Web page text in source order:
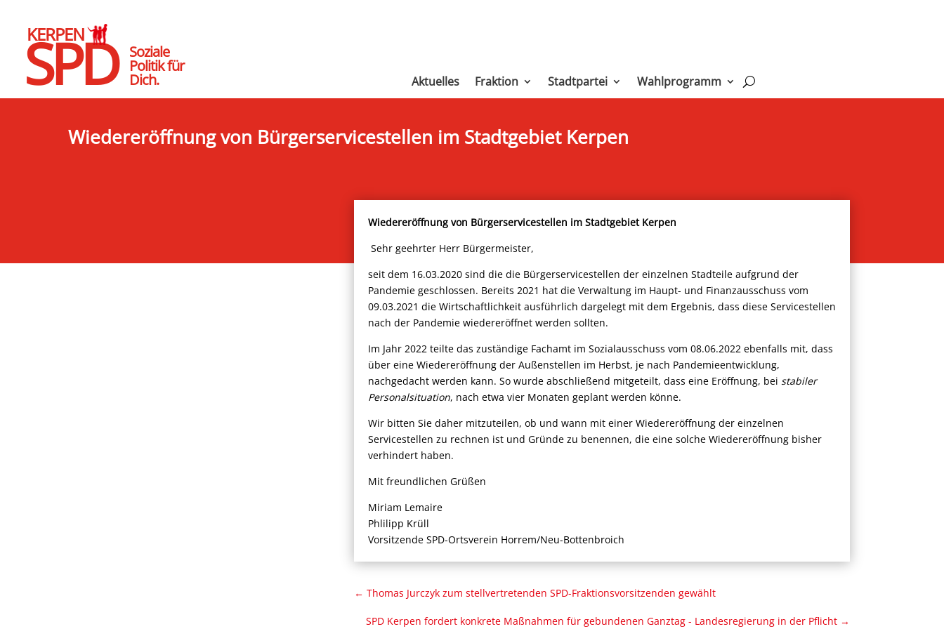
SPD
KERPEN
Soziale
Politik für
Dich. Aktuelles Fraktion Stadtpartei Wahlprogramm
Wiedereröffnung von Bürgerservicestellen im Stadtgebiet Kerpen
Wiedereröffnung von Bürgerservicestellen im Stadtgebiet Kerpen
Sehr geehrter Herr Bürgermeister,
seit dem 16.03.2020 sind die die Bürgerservicestellen der einzelnen Stadteile aufgrund der
Pandemie geschlossen. Bereits 2021 hat die Verwaltung im Haupt- und Finanzausschuss vom
09.03.2021 die Wirtschaftlichkeit ausführlich dargelegt mit dem Ergebnis, dass diese Servicestellen
nach der Pandemie wiedereröffnet werden sollten.
Im Jahr 2022 teilte das zuständige Fachamt im Sozialausschuss vom 08.06.2022 ebenfalls mit, dass
über eine Wiedereröffnung der Außenstellen im Herbst, je nach Pandemieentwicklung,
nachgedacht werden kann. So wurde abschließend mitgeteilt, dass eine Eröffnung, bei stabiler
Personalsituation, nach etwa vier Monaten geplant werden könne.
Wir bitten Sie daher mitzuteilen, ob und wann mit einer Wiedereröffnung der einzelnen
Servicestellen zu rechnen ist und Gründe zu benennen, die eine solche Wiedereröffnung bisher
verhindert haben.
Mit freundlichen Grüßen
Miriam Lemaire
Phlilipp Krüll
Vorsitzende SPD-Ortsverein Horrem/Neu-Bottenbroich
← Thomas Jurczyk zum stellvertretenden SPD-Fraktionsvorsitzenden gewählt
SPD Kerpen fordert konkrete Maßnahmen für gebundenen Ganztag - Landesregierung in der Pflicht→